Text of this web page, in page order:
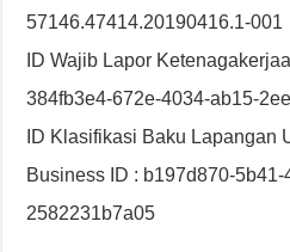
57146.47414.20190416.1-001
ID Wajib Lapor
384fb3e4-672e-4034-ab15-
ID Klasifikasi Baku Lapangan
Business ID : b197d870-
2582231b7a05